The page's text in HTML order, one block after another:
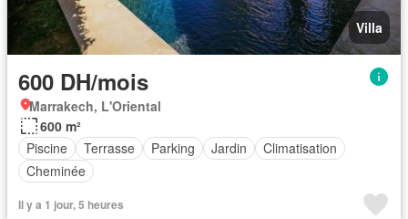
Villa
600 DH/mois
Marrakech, L'Oriental
600 m²
Piscine
Terrasse Parking Jardin
Climatisation
Cheminée
Il y a 1 jour, 5 heures